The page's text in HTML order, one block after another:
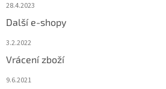
28.4.2023
Další e-shopy
3.2.2022
Vrácení zboží
9.6.2021